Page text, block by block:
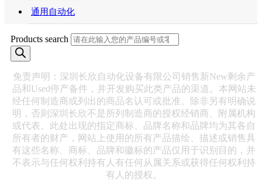
通用自动化
Products search
免责声明：深圳长欣自动化设备有限公司销售新New剩余产
品和Used停产备件，并开发购买此类产品的渠道。本网站未
经任何制造商或列出的商品名认可或批准。除非另有明确说
明，否则深圳长欣不是所列制造商的授权经销商、附属机构
或代表。此处出现的指定商标、品牌名称和品牌均为其各自
所有者的财产，网站上使用的所有产品描绘、描述或销售具
有这些名称、商标、品牌和徽标的产品仅用于识别目的，并
不表示与任何权利持有人有任何从属关系或获得任何权利持
有人的授权。